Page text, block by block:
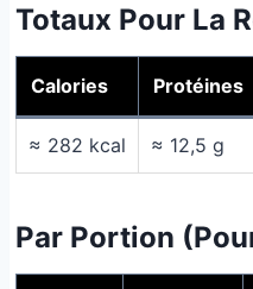
Totaux Pour La
Calories Protéines
≈ 282 kcal ≈ 12,5 g
Par Portion